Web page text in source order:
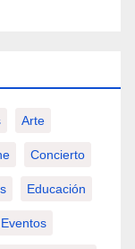
Arte
Concierto
Educación
Eventos